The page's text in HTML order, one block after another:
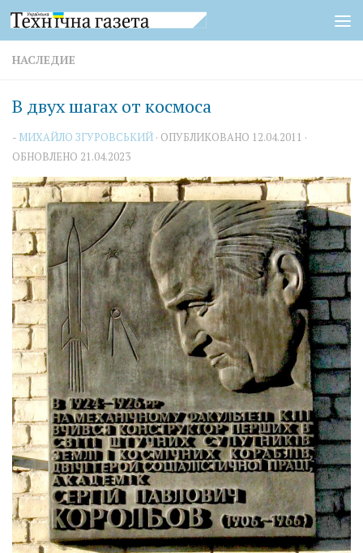
Перейти к содержимому
НАСЛЕДИЕ
В двух шагах от космоса
- МИХАЙЛО ЗГУРОВСЬКИЙ · ОПУБЛИКОВАНО 12.04.2011 ·
ОБНОВЛЕНО 21.04.2023